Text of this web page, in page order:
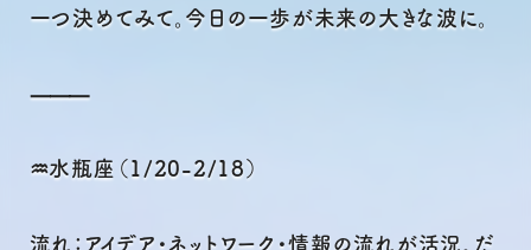
一つ決めてみて。今日の一歩が未来の大きな波に。
⸻
♒水瓶座（1/20-2/18）
流れ：アイデア・ネットワーク・情報の流れが活況。だ